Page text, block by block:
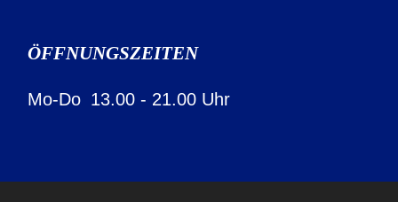
ÖFFNUNGSZEITEN
Mo-Do 13.00 - 21.00 Uhr